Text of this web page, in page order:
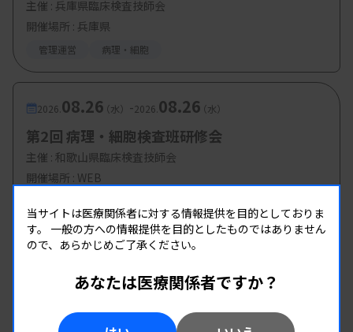
主催 : 兵庫県臨床検査技師会
開催場所 : 兵庫県
管理運営 病理・細胞
2026. 08.26（水） -2026. 08.26（水）
第2回 病理・細胞検査班研修会
主催 : 和歌山県臨床検査技師会
開催場所 : WEB
当サイトは医療関係者に対する情報提供を目的としておりま
す。 一般の方への情報提供を目的としたものではありません
ので、あらかじめご了承ください。
あなたは医療関係者ですか？